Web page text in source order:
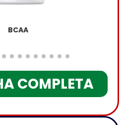
BCAA
COMPLETA